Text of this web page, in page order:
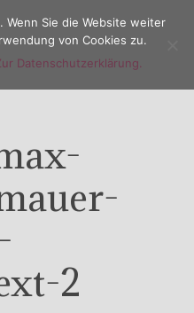
2
Wenn Sie die Website weiter
von Cookies zu.
Datenschutzerklärung.